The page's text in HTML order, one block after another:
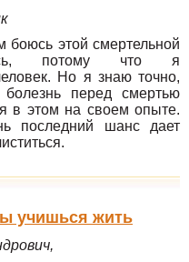
боюсь этой смертельной
потому что я
Но я знаю точно,
болезнь перед смертью
в этом на своем опыте.
последний шанс дает
учишься жить